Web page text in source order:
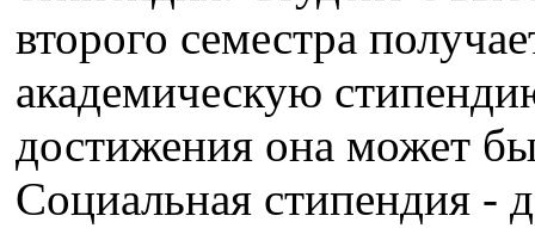
второго семестра
академическую
достижения она может
Социальная стипендия -